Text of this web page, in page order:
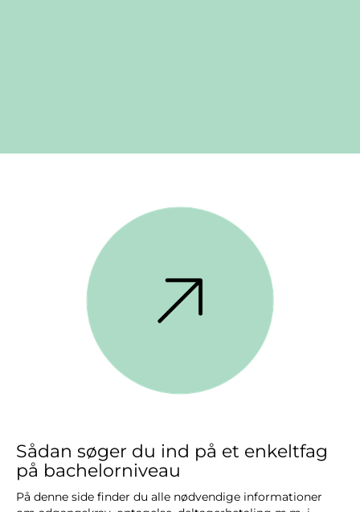
Sådan søger du ind på et enkeltfag
på bachelorniveau
På denne side finder du alle nødvendige informationer